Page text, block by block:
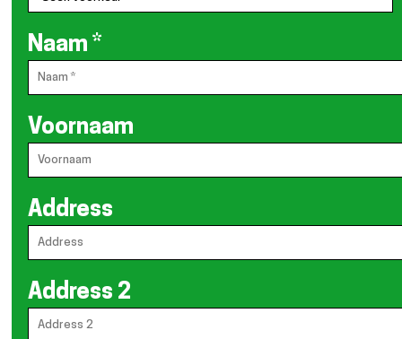
Naam *
Voornaam
Address
Address 2